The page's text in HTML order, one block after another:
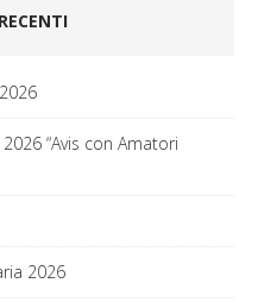
“Avis con Amatori
2026